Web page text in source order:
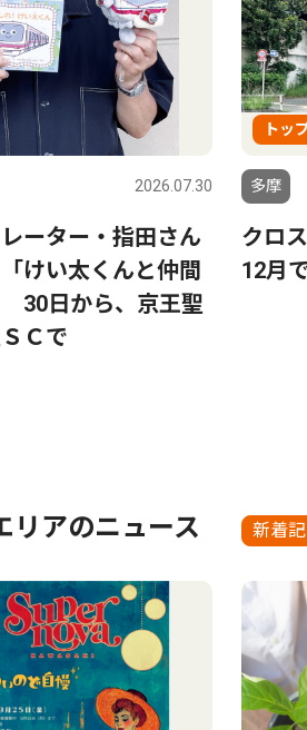
2026.07.30
ーター・指田さん
けい太くんと仲間
30日から、京王聖
Ｃで
トッ
多摩
クロ
12月
リアのニュース 新着